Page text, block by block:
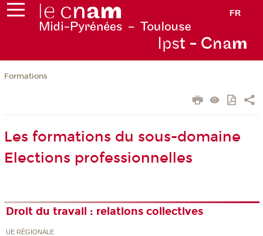
FR
Ipst - Cnam
Formations
Les formations du sous-domaine
Elections professionnelles
Droit du travail : relations collectives
UE RÉGIONALE